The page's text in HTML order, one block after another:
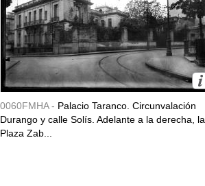
0060FMHA - Palacio Taranco. Circunvalación
Durango y calle Solís. Adelante a la derecha, la
Plaza Zab...